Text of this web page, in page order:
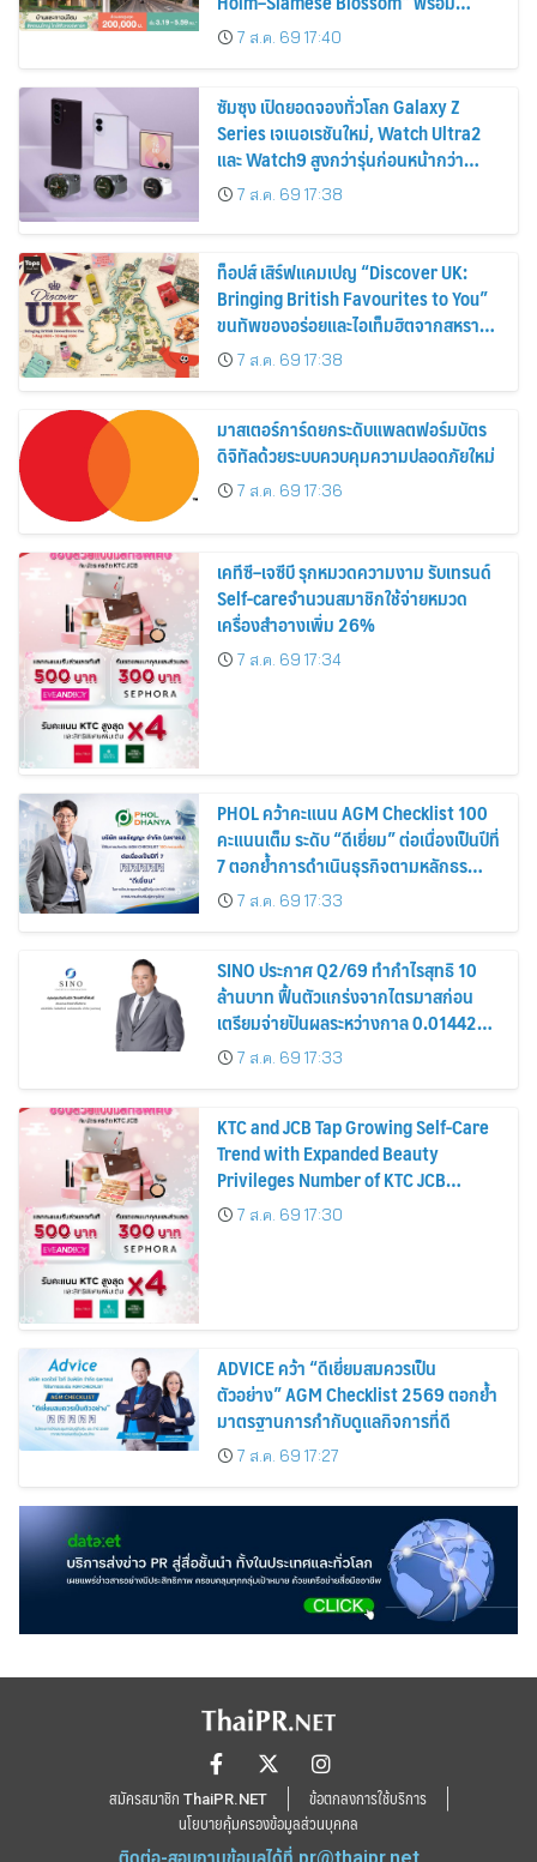
ส่วนลดและสิทธิพิเศษถึง 31 สิงหาคม
2569
7 ส.ค. 69 17:40
ซัมซุง เปิดยอดจองทั่วโลก Galaxy Z
Series เจเนอเรชันใหม่, Watch Ultra2
และ Watch9 สูงกว่ารุ่นก่อนหน้ากว่า
30%7 ส.ค. 69 17:38
ท็อปส์ เสิร์ฟแคมเปญ “Discover UK:
Bringing British Favourites to You”
ขนทัพของอร่อยและไอเท็มฮิตจากสหราช
อาณาจักร ส่งตรงถึงมือตั้งแต่วันนี้ – 18
สิงหาคมนี้
7 ส.ค. 69 17:38
มาสเตอร์การ์ดยกระดับแพลตฟอร์มบัตร
ดิจิทัลด้วยระบบควบคุมความปลอดภัยใหม่
7 ส.ค. 69 17:36
เคทีซี–เจซีบี รุกหมวดความงาม รับเทรนด์
Self-careจำนวนสมาชิกใช้จ่ายหมวด
เครื่องสำอางเพิ่ม 26%
7 ส.ค. 69 17:34
PHOL คว้าคะแนน AGM Checklist 100
คะแนนเต็ม ระดับ “ดีเยี่ยม” ต่อเนื่องเป็นปีที่
7 ตอกย้ำการดำเนินธุรกิจตามหลักธร
รมาภิบาล โปร่งใส สร้างความเชื่อมั่นผู้ถือ
หุ้น
7 ส.ค. 69 17:33
SINO ประกาศ Q2/69 ทำกำไรสุทธิ 10
ล้านบาท ฟื้นตัวแกร่งจากไตรมาสก่อน
เตรียมจ่ายปันผลระหว่างกาล 0.014423
บาทต่อหุ้น ครึ่งปีหลังมุ่งเติบโตต่อเนื่อง
7 ส.ค. 69 17:33
KTC and JCB Tap Growing Self-Care
Trend with Expanded Beauty
Privileges Number of KTC JCB
Cardmembers Spending on
Cosmetics Rises 26%
7 ส.ค. 69 17:30
ADVICE คว้า “ดีเยี่ยมสมควรเป็น
ตัวอย่าง” AGM Checklist 2569 ตอกย้ำ
มาตรฐานการกำกับดูแลกิจการที่ดี
7 ส.ค. 69 17:27
สมัครสมาชิก ThaiPR.NET
ข้อตกลงการใช้บริการ
นโยบายคุ้มครองข้อมูลส่วนบุคคล